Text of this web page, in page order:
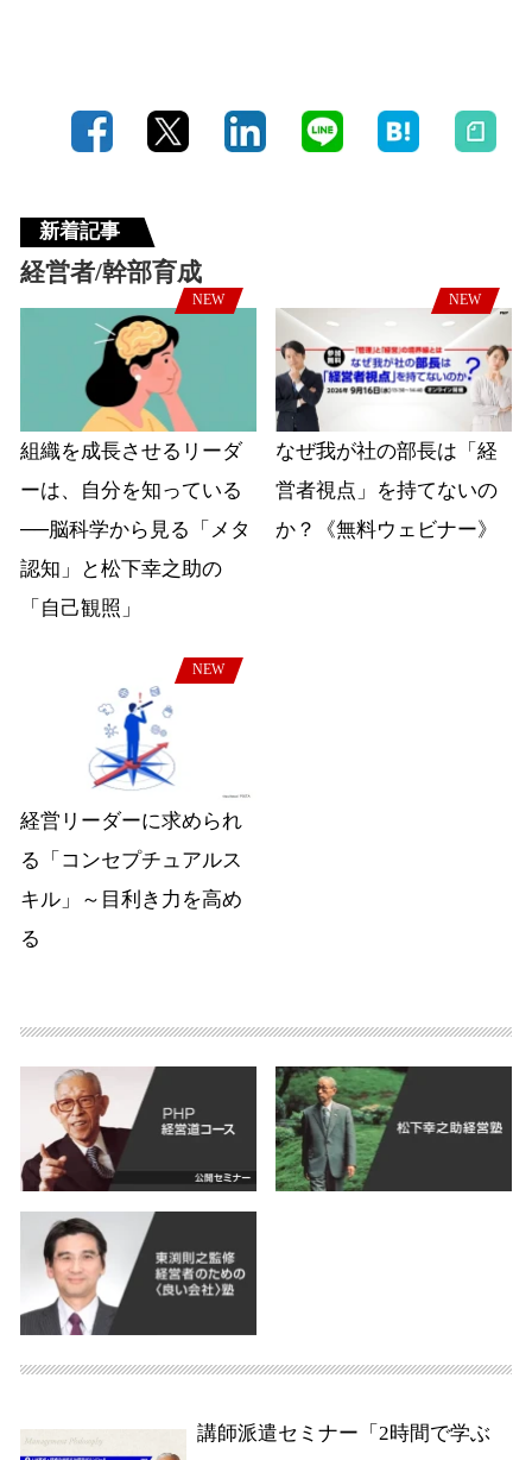
新着記事
経営者/幹部育成
NEW
組織を成長させるリーダ
ーは、自分を知っている
──脳科学から見る「メタ
認知」と松下幸之助の
「自己観照」
NEW
なぜ我が社の部長は「経
営者視点」を持てないの
か？《無料ウェビナー》
NEW
経営リーダーに求められ
る「コンセプチュアルス
キル」～目利き力を高め
る
講師派遣セミナー「2時間で学ぶ